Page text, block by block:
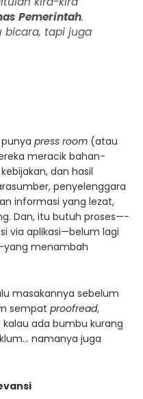
Pemerintah.
bicara, tapi juga
press room (atau
meracik bahan-
dan hasil
penyelenggara
informasi yang lezat,
Dan, itu butuh proses—-
via aplikasi—belum lagi
menambah
masakannya sebelum
sempat proofread,
ada bumbu kurang
namanya juga